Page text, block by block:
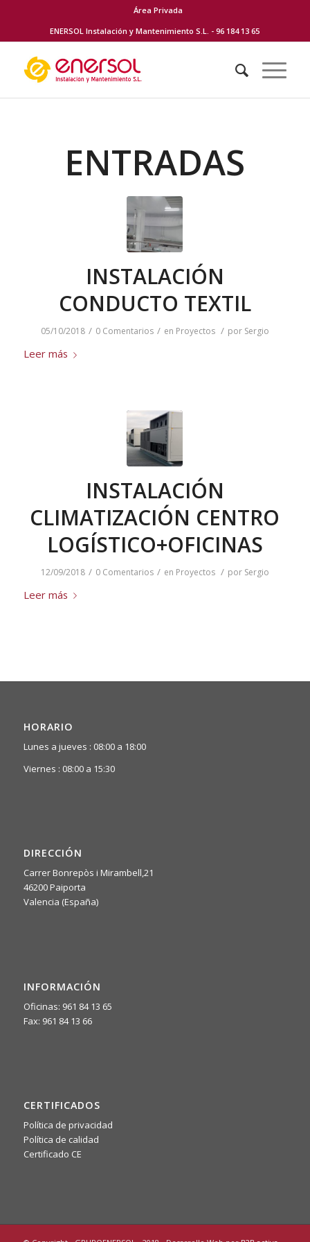
Área Privada
ENERSOL Instalación y Mantenimiento S.L. - 96 184 13 65
ENTRADAS
INSTALACIÓN
CONDUCTO TEXTIL
05/10/2018 / 0 Comentarios / en Proyectos / por Sergio
Leer más
INSTALACIÓN
CLIMATIZACIÓN CENTRO
LOGÍSTICO+OFICINAS
12/09/2018 / 0 Comentarios / en Proyectos / por Sergio
Leer más
HORARIO
Lunes a jueves : 08:00 a 18:00
Viernes : 08:00 a 15:30
DIRECCIÓN
Carrer Bonrepòs i Mirambell,21
46200 Paiporta
Valencia (España)
INFORMACIÓN
Oficinas: 961 84 13 65
Fax: 961 84 13 66
CERTIFICADOS
Política de privacidad
Política de calidad
Certificado CE